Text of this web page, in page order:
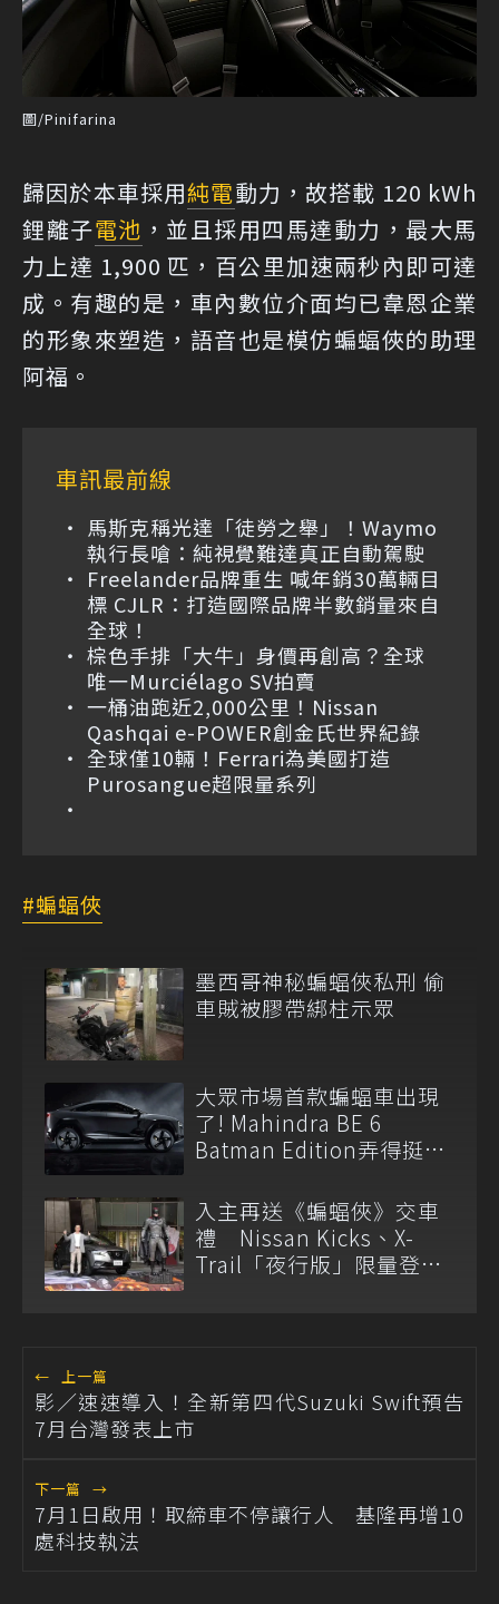
圖/Pinifarina
歸因於本車採用純電動力，故搭載 120 kWh
鋰離子電池 ，並且採用四馬達動力，最大馬
力上達 1,900 匹，百公里加速兩秒內即可達
成。有趣的是，車內數位介面均已韋恩企業
的形象來塑造，語音也是模仿蝙蝠俠的助理
阿福。
車訊最前線
馬斯克稱光達「徒勞之舉」！Waymo
執行長嗆：純視覺難達真正自動駕駛
Freelander品牌重生 喊年銷30萬輛目
標 CJLR：打造國際品牌半數銷量來自
全球！
棕色手排「大牛」身價再創高？全球
唯一Murciélago SV拍賣
一桶油跑近2,000公里！Nissan
Qashqai e-POWER創金氏世界紀錄
全球僅10輛！Ferrari為美國打造
Purosangue超限量系列
蝙蝠俠
墨西哥神秘蝙蝠俠私刑 偷
車賊被膠帶綁柱示眾
大眾市場首款蝙蝠車出現
了! Mahindra BE 6
Batman Edition弄得挺像
入主再送《蝙蝠俠》交車
禮 Nissan Kicks、X-
Trail「夜行版」限量登
← 上一篇
影／速速導入！全新第四代Suzuki Swift預告
7月台灣發表上市
下一篇 →
7月1日啟用！取締車不停讓行人 基隆再增10
處科技執法